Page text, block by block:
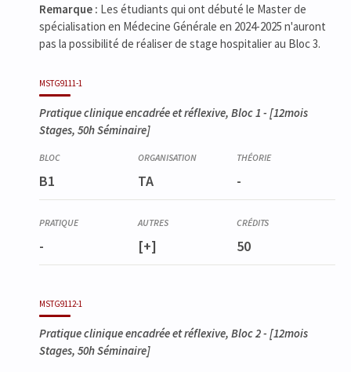
Remarque : Les étudiants qui ont débuté le Master de
spécialisation en Médecine Générale en 2024-2025 n'auront
pas la possibilité de réaliser de stage hospitalier au Bloc 3.
MSTG9111-1
Pratique clinique encadrée et réflexive, Bloc 1 - [12mois
Stages, 50h Séminaire]
B1 TA -
- [+] 50
MSTG9112-1
Pratique clinique encadrée et réflexive, Bloc 2- [12mois
Stages, 50h Séminaire]